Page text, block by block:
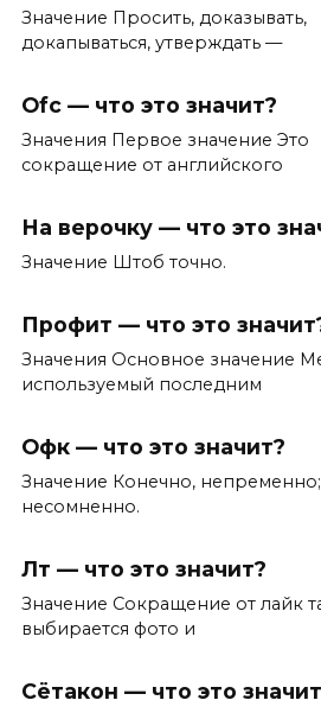
Значение Просить, доказывать,
докапываться, утверждать —
Ofc — что это значит?
Значения Первое значение Это
сокращение от английского
На верочку — что это
Значение Штоб точно.
Профит — что это
Значения Основное значение
используемый последним
Офк — что это значит?
Значение Конечно, непременно;
несомненно.
Лт — что это значит?
Значение Сокращение от лайк
выбирается фото и
Сётакон — что это